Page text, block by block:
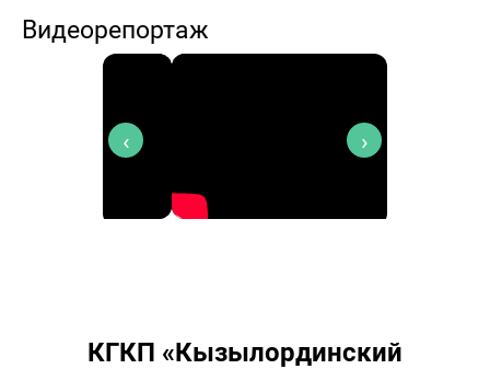
Видеорепортаж
‹ ›
КГКП «Кызылординский